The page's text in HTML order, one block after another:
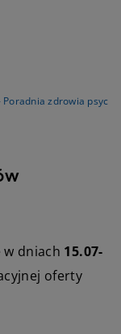
Poradnia zdrowia
dniach 15.07-
oferty